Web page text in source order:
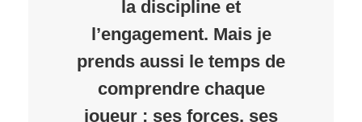
la discipline et
l’engagement. Mais je
prends aussi le temps de
comprendre chaque
joueur : ses forces, ses